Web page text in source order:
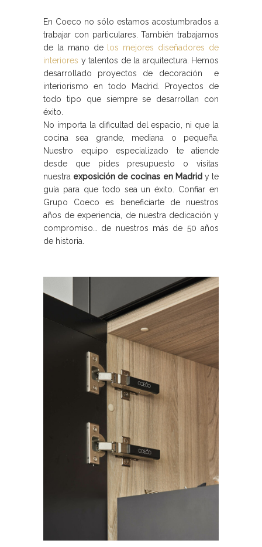
En Coeco no sólo estamos acostumbrados a
trabajar con particulares. También trabajamos
de la mano de
los mejores diseñadores de
interiores y talentos de la arquitectura. Hemos
desarrollado proyectos de decoración e
interiorismo en todo Madrid. Proyectos de
todo tipo que siempre se desarrollan con
éxito.
No importa la dificultad del espacio, ni que la
cocina sea grande, mediana o pequeña.
Nuestro equipo especializado te atiende
desde que pides presupuesto o visitas
nuestra exposición de cocinas en Madrid y te
guía para que todo sea un éxito. Confiar en
Grupo Coeco es beneficiarte de nuestros
años de experiencia, de nuestra dedicación y
compromiso… de nuestros más de 50 años
de historia.